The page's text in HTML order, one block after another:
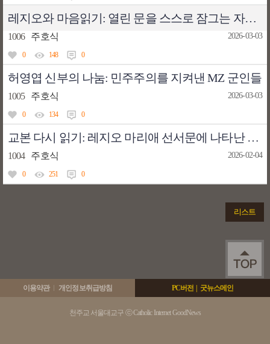
레지오와 마음읽기: 열린 문을 스스로 잠그는 자물쇠(사회 규범과 시장 규범)
1006 주호식 2026-03-03
0 148 0
허영엽 신부의 나눔: 민주주의를 지켜낸 MZ 군인들
1005 주호식 2026-03-03
0 134 0
교본 다시 읽기: 레지오 마리애 선서문에 나타난 신학적 문제점 (3)
1004 주호식 2026-02-04
0 251 0
리스트
이용약관 개인정보취급방침 PC버전 굿뉴스메인
천주교 서울대교구 ⓒ Catholic Internet GoodNews